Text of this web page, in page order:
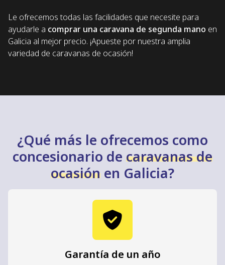
Le ofrecemos todas las facilidades que necesite para
ayudarle a comprar una caravana de segunda mano en
Galicia al mejor precio. ¡Apueste por nuestra amplia
variedad de caravanas de ocasión!
¿Qué más le ofrecemos como
concesionario de caravanas de
ocasión en Galicia?
Garantía de un año